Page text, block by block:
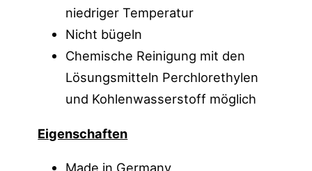
niedriger Temperatur
Nicht bügeln
Chemische Reinigung mit den
Lösungsmitteln Perchlorethylen
und Kohlenwasserstoff möglich
Eigenschaften
Made in Germany